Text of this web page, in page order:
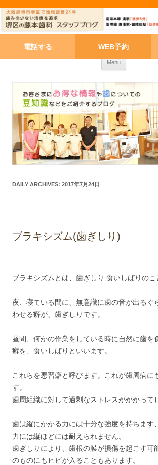
電話する WEB予約
Menu Skip to
DAILY ARCHIVES: 2017年7月24日
ブラキシズム(歯ぎしり)
ブラキシズムとは、歯ぎしり 食いしばりのこ
夜、寝ている間に、無意識に歯の音が出るぐ
わせる癖が、歯ぎしりです。
昼間、何かの作業をしている時に自然に歯を
癖を、食いしばりといいます。
これらを悪習癖と呼びます。これが歯周病に
す。
歯周組織に対して過剰なストレスがかかって
歯は縦にかかる力には十分な強度を持ちます
力には縦ほどには耐えられません。
歯ぎしりにより、歯根の膜が損傷を起こす可
のものにもヒビが入ることもあります。